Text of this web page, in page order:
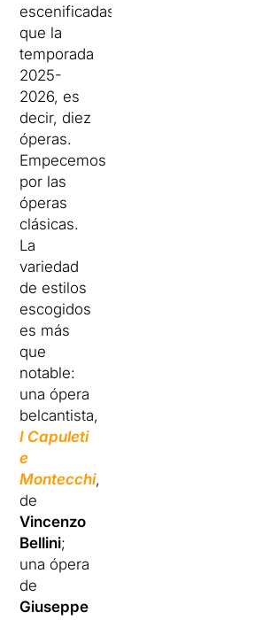
escenificadas
que la
temporada
2025-
2026, es
decir, diez
óperas.
Empecemos
por las
óperas
clásicas.
La
variedad
de estilos
escogidos
es más
que
notable:
una ópera
belcantista,
I Capuleti
e
Montecchi,
de
Vincenzo
Bellini;
una ópera
de
Giuseppe